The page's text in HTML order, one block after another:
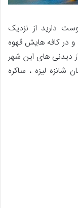
دارید از نزدیک
و در کافه هایش قهوه
دیدنی های این شهر
شانزه لیزه ، ساکره